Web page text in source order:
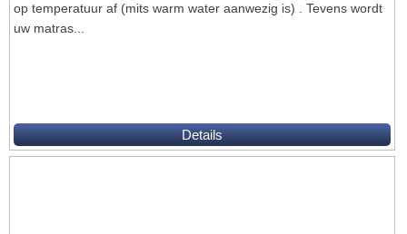
op temperatuur af (mits warm water aanwezig is) . Tevens wordt
uw matras...
Details